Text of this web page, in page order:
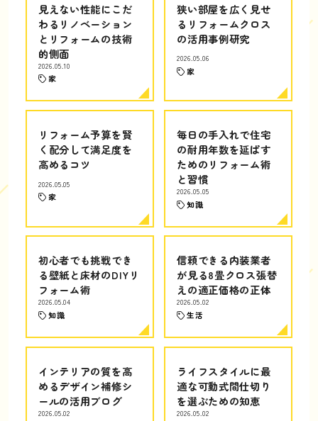
見えない性能にこだ
わるリノベーション
とリフォームの技術
的側面
2026.05.10
家
狭い部屋を広く見せ
るリフォームクロス
の活用事例研究
2026.05.06
家
リフォーム予算を賢
く配分して満足度を
高めるコツ
2026.05.05
家
毎日の手入れで住宅
の耐用年数を延ばす
ためのリフォーム術
と習慣
2026.05.05
知識
初心者でも挑戦でき
る壁紙と床材のDIYリ
フォーム術
2026.05.04
知識
信頼できる内装業者
が見る8畳クロス張替
えの適正価格の正体
2026.05.02
生活
インテリアの質を高
めるデザイン補修シ
ールの活用ブログ
2026.05.02
ライフスタイルに最
適な可動式間仕切り
を選ぶための知恵
2026.05.02